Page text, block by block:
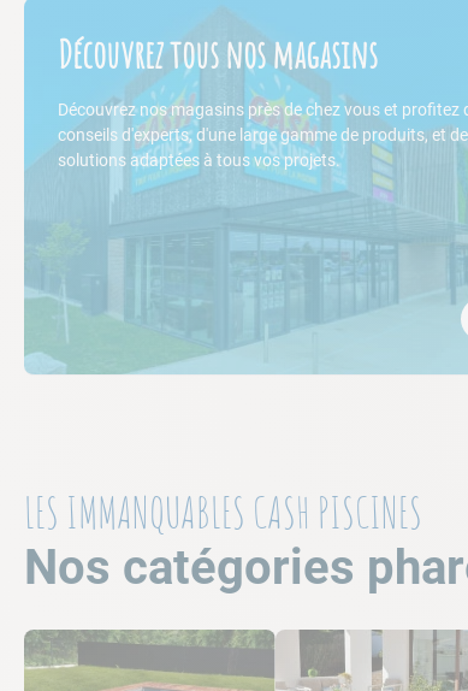
Découvrez tous nos magasins
Découvrez nos magasins près de chez vous et profitez
conseils d'experts, d'une large gamme de produits, et de
solutions adaptées à tous vos projets.
LES IMMANQUABLES CASH PISCINES
Nos catégories